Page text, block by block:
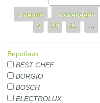
Сторінки
« перша ‹ попередня
9
10 11
Виробник
BEST CHEF
BORGIO
BOSCH
ELECTROLUX